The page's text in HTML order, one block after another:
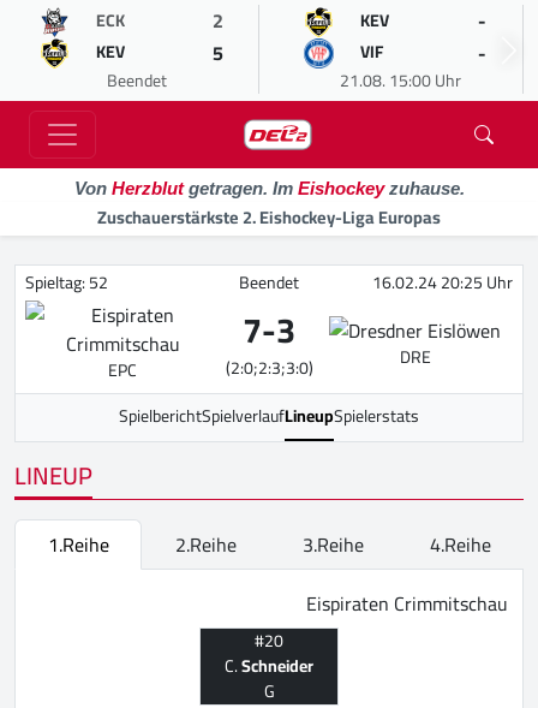
ECK 2
KEV 5
Beendet
KEV -
VIF -
21.08. 15:00 Uhr
Von Herzblutgetragen. Im Eishockeyzuhause.
Zuschauerstärkste 2. Eishockey-Liga Europas
Spieltag: 52 Beendet 16.02.24 20:25 Uhr
EPC
7-3
(2:0;2:3;3:0)
DRE
SpielberichtSpielverlaufLineupSpielerstats
LINEUP
1.Reihe 2.Reihe 3.Reihe
4.Reihe
Eispiraten Crimmitschau
#20
C.Schneider
G